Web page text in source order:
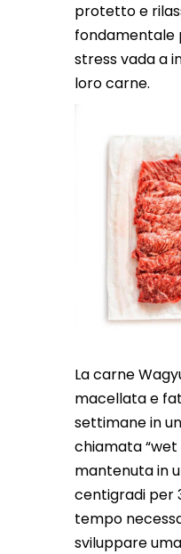
protetto e
fondamentale
stress vada a
loro carne.
La carne
macellata e
settimane in
chiamata “wet
mantenuta in
centigradi per
tempo
sviluppare